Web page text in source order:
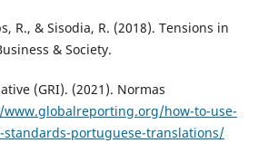
R., & Sisodia, R. (2018). Tensions in
& Society.
(GRI). (2021). Normas
how-to-use-
portuguese-translations/